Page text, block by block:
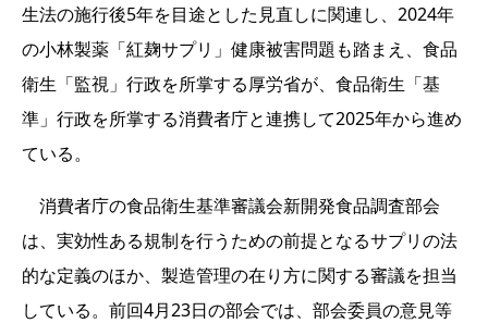
生法の施行後5年を目途とした見直しに関連し、2024年
の小林製薬「紅麹サプリ」健康被害問題も踏まえ、食品
衛生「監視」行政を所掌する厚労省が、食品衛生「基
準」行政を所掌する消費者庁と連携して2025年から進め
ている。
消費者庁の食品衛生基準審議会新開発食品調査部会
は、実効性ある規制を行うための前提となるサプリの法
的な定義のほか、製造管理の在り方に関する審議を担当
している。前回4月23日の部会では、部会委員の意見等